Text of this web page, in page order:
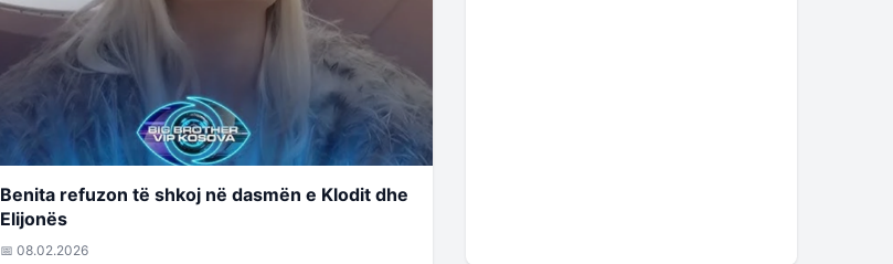
Benita refuzon të shkoj në dasmën e Klodit dhe
Elijonës
📅 08.02.2026